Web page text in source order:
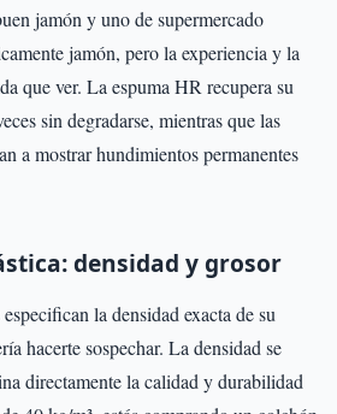
jamón y uno de supermercado
jamón, pero la experiencia y la
que ver. La espuma HR recupera su
sin degradarse, mientras que las
a mostrar hundimientos permanentes
densidad y grosor
la densidad exacta de su
hacerte sospechar. La densidad se
directamente la calidad y durabilidad